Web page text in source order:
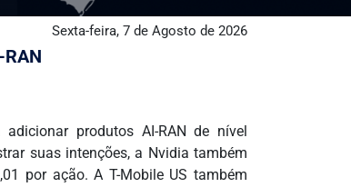
Sexta-feira, 7 de Agosto de 2026
produtos AI-RAN de nível
suas intenções, a Nvidia também
por ação. A T-Mobile US também